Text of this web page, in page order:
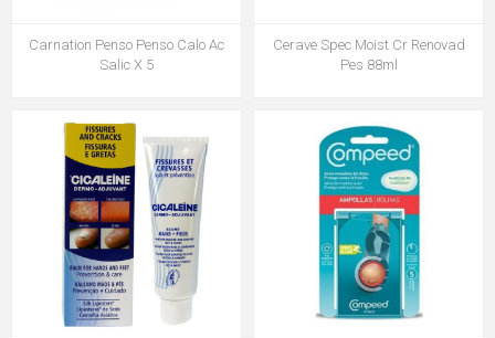
Carnation Penso Penso Calo Ac
Salic X 5
Cerave Spec Moist Cr Renovad
Pes 88ml